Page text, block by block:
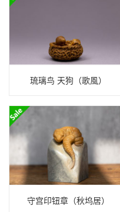
琉璃鸟 天狗（歌風）
守宫印钮章（秋坞居）